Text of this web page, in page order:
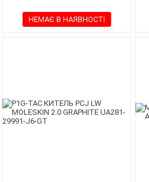
НЕМАЄ В НАЯВНОСТІ